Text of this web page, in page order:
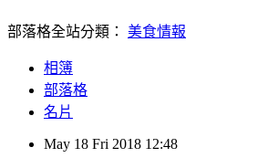
部落格全站分類： 美食情報
相簿
部落格
名片
May 18 Fri 2018 12:48